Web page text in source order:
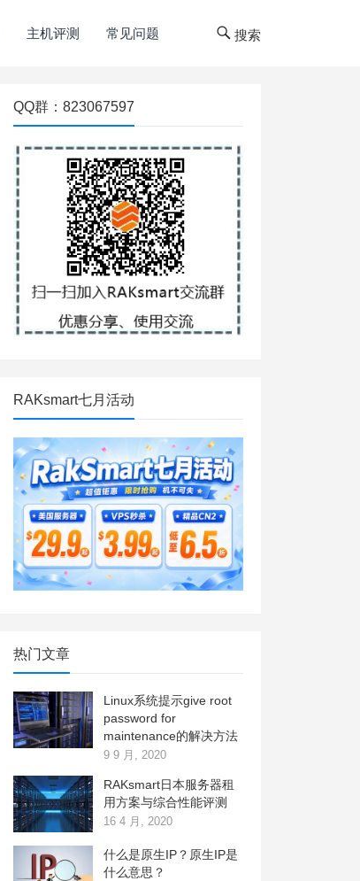
主机评测 常见问题 搜索
QQ群：823067597
RAKsmart七月活动
热门文章
Linux系统提示give root
password for
maintenance的解决方法
9 9 月, 2020
RAKsmart日本服务器租
用方案与综合性能评测
16 4 月, 2020
什么是原生IP？原生IP是
什么意思？